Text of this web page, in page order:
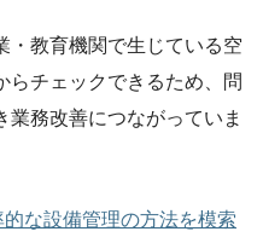
・教育機関で生じている空
らチェックできるため、問
業務改善につながっていま
な設備管理の方法を模索